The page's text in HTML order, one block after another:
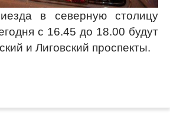
в северную столицу
с 16.45 до 18.00 будут
и Лиговский проспекты.